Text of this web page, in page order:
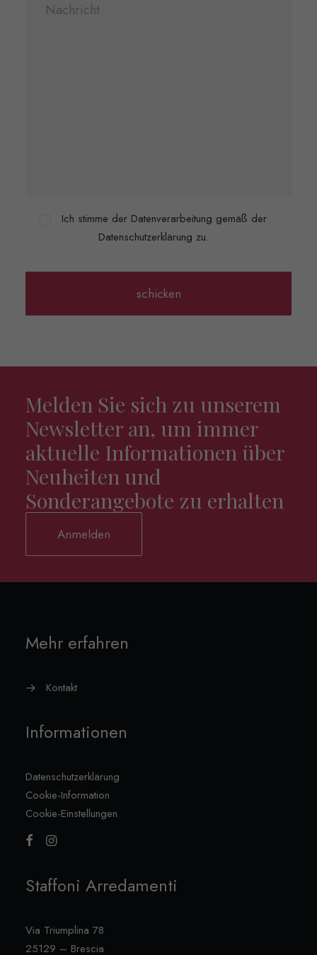
Ich stimme der Datenverarbeitung gemäß der
Datenschutzerklärung zu.
Melden Sie sich zu unserem
Newsletter an, um immer
aktuelle Informationen über
Neuheiten und
Sonderangebote zu erhalten
Anmelden
Mehr erfahren
Kontakt
Informationen
Datenschutzerklärung
Cookie-Information
Cookie-Einstellungen
Staffoni Arredamenti
Via Triumplina 78
25129 – Brescia